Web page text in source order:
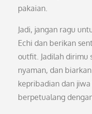
pakaian.
Jadi, jangan ragu
Echi dan berikan
outfit. Jadilah dirimu
nyaman, dan
kepribadian dan
berpetualang